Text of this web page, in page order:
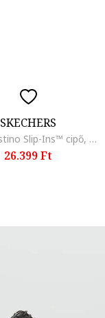
SKECHERS
Hyland Justino Slip-Ins™ cipő, Tópbarna
26.399 Ft